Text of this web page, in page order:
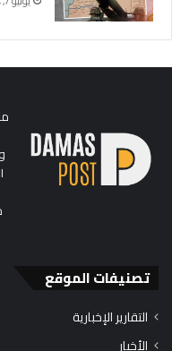
تصنيفات الموقع
التقارير الإخبارية
الأخبار